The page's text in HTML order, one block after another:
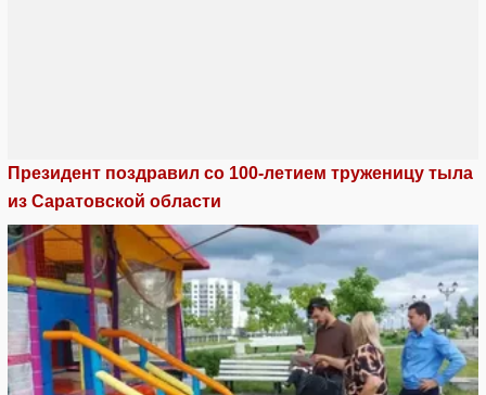
Президент поздравил со 100-летием труженицу тыла
из Саратовской области